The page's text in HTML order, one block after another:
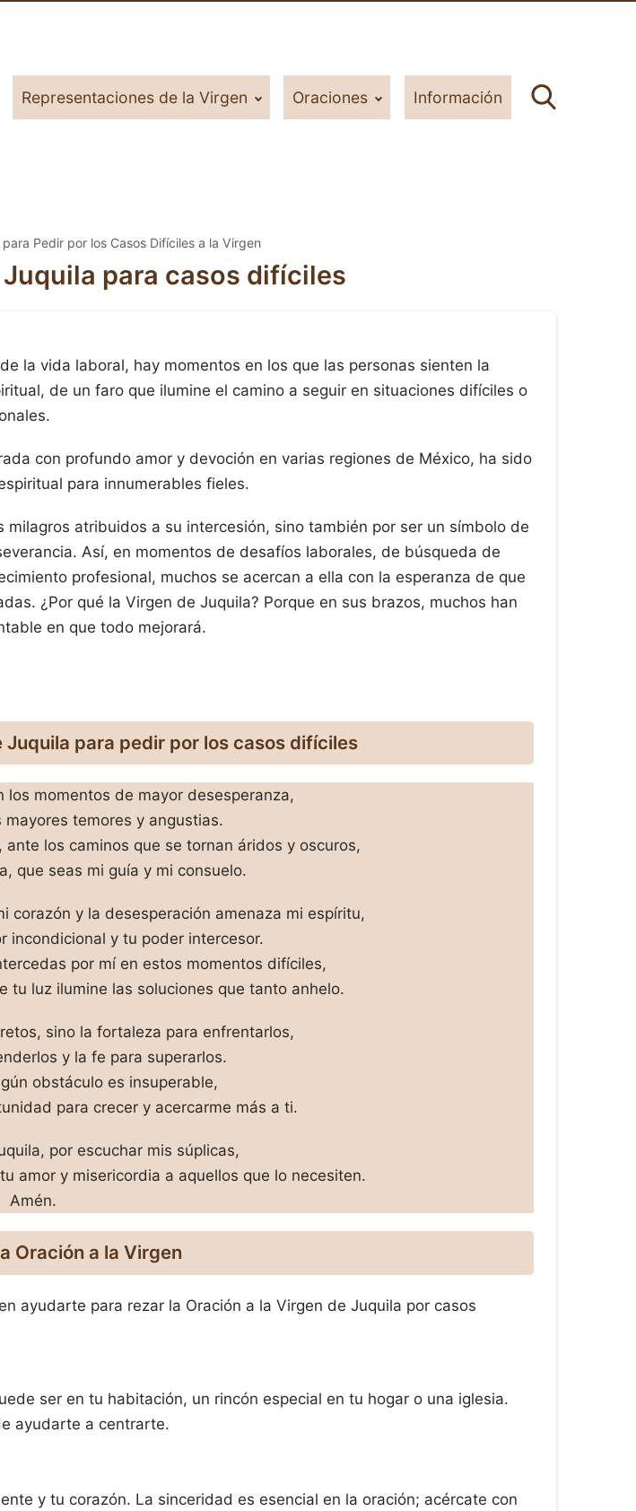
Representaciones de la Virgen Oraciones Información
Pedir por los Casos Difíciles a la Virgen
para casos difíciles
la vida laboral, hay momentos en los que las personas sienten la
de un faro que ilumine el camino a seguir en situaciones difíciles o
con profundo amor y devoción en varias regiones de México, ha sido
para innumerables fieles.
milagros atribuidos a su intercesión, sino también por ser un símbolo de
Así, en momentos de desafíos laborales, de búsqueda de
profesional, muchos se acercan a ella con la esperanza de que
¿Por qué la Virgen de Juquila? Porque en sus brazos, muchos han
en que todo mejorará.
Juquila para pedir por los casos difíciles
los momentos de mayor desesperanza,
temores y angustias.
los caminos que se tornan áridos y oscuros,
que seas mi guía y mi consuelo.
corazón y la desesperación amenaza mi espíritu,
incondicional y tu poder intercesor.
por mí en estos momentos difíciles,
tu luz ilumine las soluciones que tanto anhelo.
sino la fortaleza para enfrentarlos,
y la fe para superarlos.
obstáculo es insuperable,
para crecer y acercarme más a ti.
por escuchar mis súplicas,
amor y misericordia a aquellos que lo necesiten.
Amén.
Oración a la Virgen
ayudarte para rezar la Oración a la Virgen de Juquila por casos
ser en tu habitación, un rincón especial en tu hogar o una iglesia.
ayudarte a centrarte.
y tu corazón. La sinceridad es esencial en la oración; acércate con